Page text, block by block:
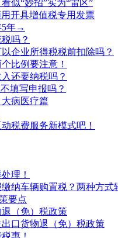
似“妙招”实为“雷区”
开具增值税专用发票
5年→
吗？
企业所得税税前扣除吗？
比例要注意！
还要纳税吗？
填写申报吗？
病医疗篇
税费服务新模式吧！
理！
纳车辆购置税？两种方式
要点
（免）税政策
口货物退（免）税政策
惠！